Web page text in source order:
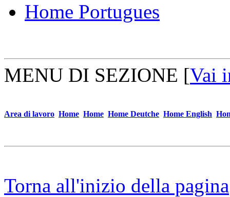
Home Portugues
MENU DI SEZIONE [Vai
Area di lavoro Home Home Home Deutche Home English
Torna all'inizio della pagina